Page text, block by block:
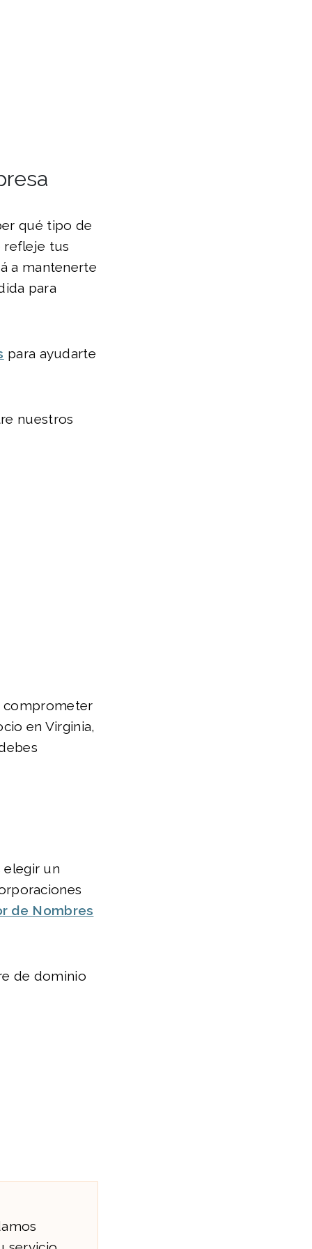
qué tipo de
refleje tus
a mantenerte
para
para ayudarte
nuestros
comprometer
en Virginia,
elegir un
de Nombres
de dominio